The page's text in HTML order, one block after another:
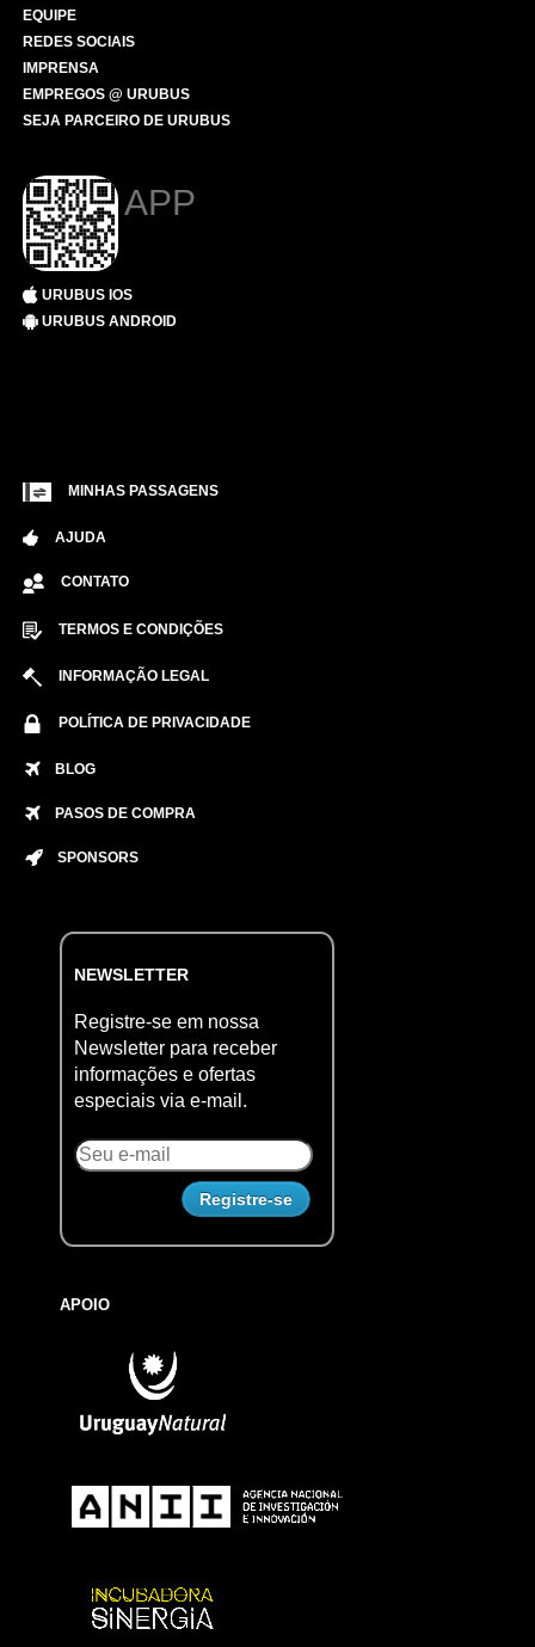
EQUIPE
REDES SOCIAIS
IMPRENSA
EMPREGOS @ URUBUS
SEJA PARCEIRO DE URUBUS
APP
URUBUS IOS
URUBUS ANDROID
MINHAS PASSAGENS
AJUDA
CONTATO
TERMOS E CONDIÇÕES
INFORMAÇÃO LEGAL
POLÍTICA DE PRIVACIDADE
BLOG
PASOS DE COMPRA
SPONSORS
NEWSLETTER
Registre-se em nossa
Newsletter para receber
informações e ofertas
especiais via e-mail.
APOIO